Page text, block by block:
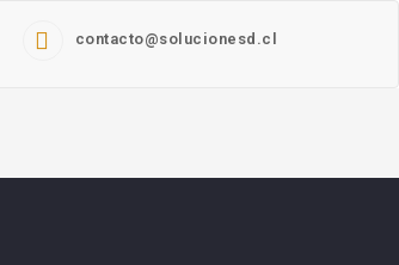
contacto@solucionesd.cl